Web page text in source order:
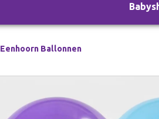
Eenhoorn Ballonnen